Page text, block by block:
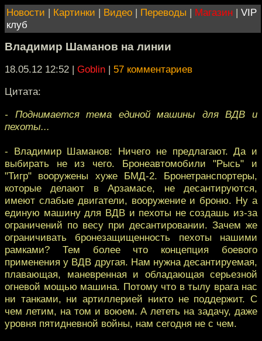
Новости | Картинки | Видео | Переводы | Магазин | VIP
клуб
Владимир Шаманов на линии
18.05.12 12:52 | Goblin | 57 комментариев
Цитата:
- Поднимается тема единой машины для ВДВ и
пехоты...
- Владимир Шаманов: Ничего не предлагают. Да и
выбирать не из чего. Бронеавтомобили "Рысь" и
"Тигр" вооружены хуже БМД-2. Бронетранспортеры,
которые делают в Арзамасе, не десантируются,
имеют слабые двигатели, вооружение и броню. Ну а
единую машину для ВДВ и пехоты не создашь из-за
ограничений по весу при десантировании. Зачем же
ограничивать бронезащищенность пехоты нашими
рамками? Тем более что концепция боевого
применения у ВДВ другая. Нам нужна десантируемая,
плавающая, маневренная и обладающая серьезной
огневой мощью машина. Потому что в тылу врага нас
ни танками, ни артиллерией никто не поддержит. С
чем летим, на том и воюем. А лететь на задачу, даже
уровня пятидневной войны, нам сегодня не с чем.